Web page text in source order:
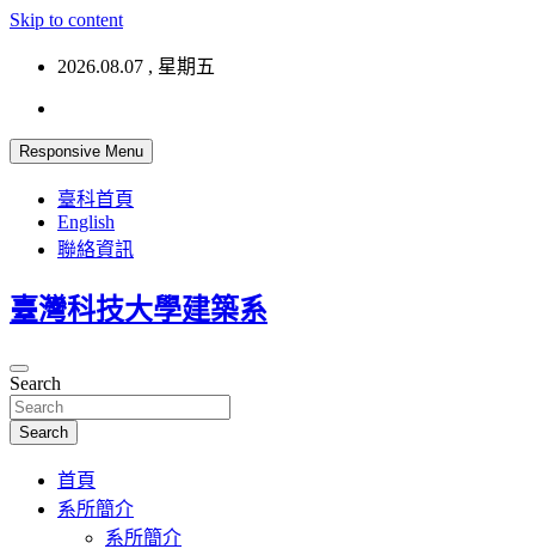
Skip to content
2026.08.07 , 星期五
Responsive Menu
臺科首頁
English
聯絡資訊
臺灣科技大學建築系
Search
Search
首頁
系所簡介
系所簡介